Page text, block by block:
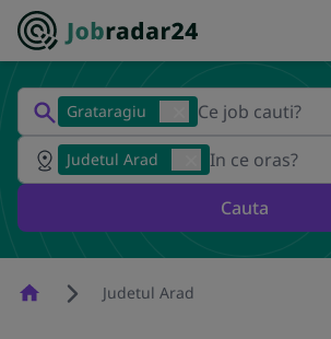
Grataragiu
Judetul Arad
Cauta
HomepageJudetul Arad